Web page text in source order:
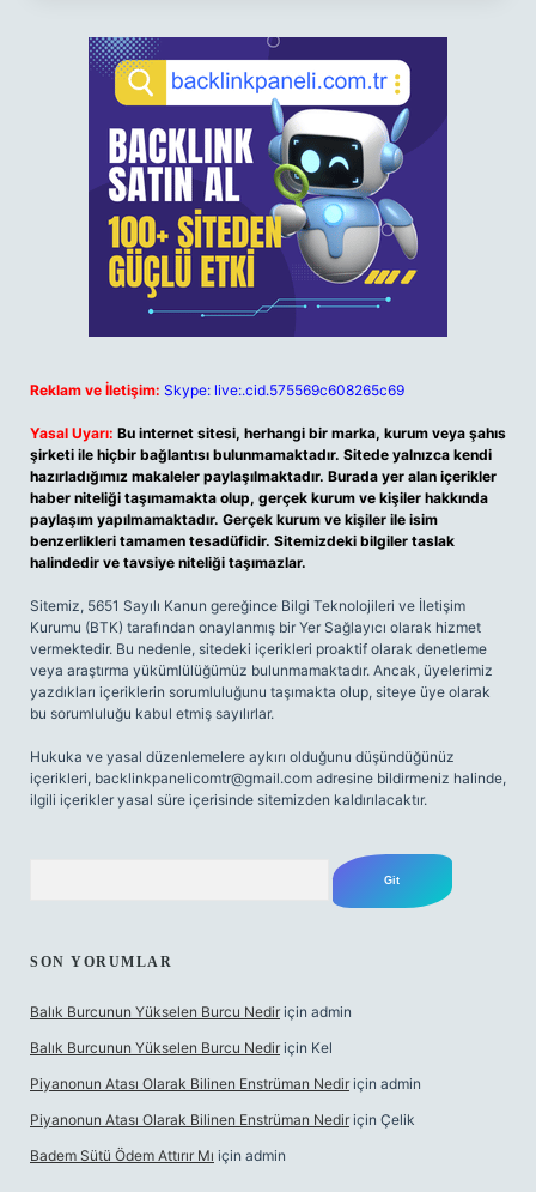
Reklam ve İletişim: Skype: live:.cid.575569c608265c69
Yasal Uyarı: Bu internet sitesi, herhangi bir marka, kurum veya şahıs
şirketi ile hiçbir bağlantısı bulunmamaktadır. Sitede yalnızca kendi
hazırladığımız makaleler paylaşılmaktadır. Burada yer alan içerikler
haber niteliği taşımamakta olup, gerçek kurum ve kişiler hakkında
paylaşım yapılmamaktadır. Gerçek kurum ve kişiler ile isim
benzerlikleri tamamen tesadüfidir. Sitemizdeki bilgiler taslak
halindedir ve tavsiye niteliği taşımazlar.
Sitemiz, 5651 Sayılı Kanun gereğince Bilgi Teknolojileri ve İletişim
Kurumu (BTK) tarafından onaylanmış bir Yer Sağlayıcı olarak hizmet
vermektedir. Bu nedenle, sitedeki içerikleri proaktif olarak denetleme
veya araştırma yükümlülüğümüz bulunmamaktadır. Ancak, üyelerimiz
yazdıkları içeriklerin sorumluluğunu taşımakta olup, siteye üye olarak
bu sorumluluğu kabul etmiş sayılırlar.
Hukuka ve yasal düzenlemelere aykırı olduğunu düşündüğünüz
içerikleri, backlinkpanelicomtr@gmail.com adresine bildirmeniz halinde,
ilgili içerikler yasal süre içerisinde sitemizden kaldırılacaktır.
SON YORUMLAR
Balık Burcunun Yükselen Burcu Nedir için admin
Balık Burcunun Yükselen Burcu Nedir için Kel
Piyanonun Atası Olarak Bilinen Enstrüman Nedir için admin
Piyanonun Atası Olarak Bilinen Enstrüman Nedir için Çelik
Badem Sütü Ödem Attırır Mı için admin